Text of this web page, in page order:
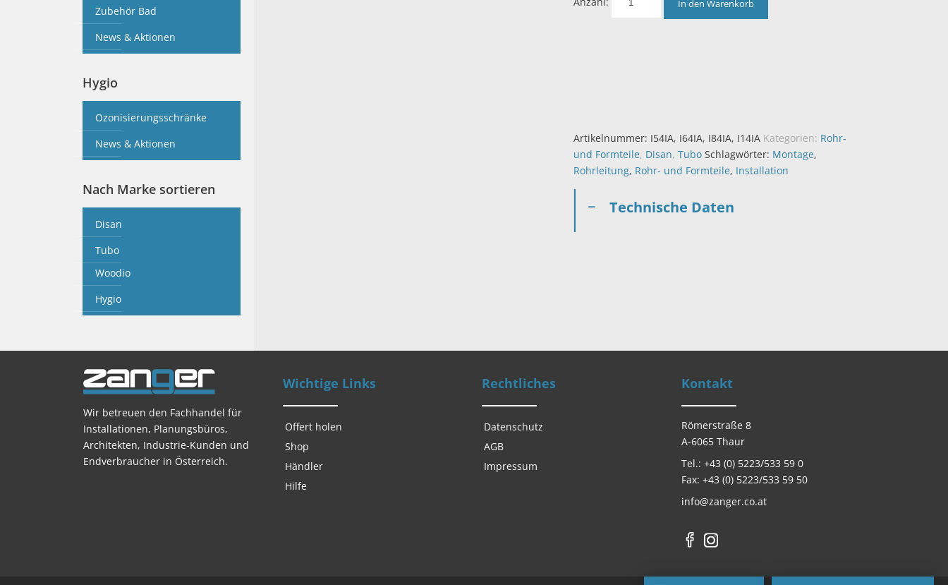
In den Warenkorb
Artikelnummer: I54IA, I64IA, I84IA, I14IA Kategorien: Rohr-
und Formteile, Disan, Tubo Schlagwörter: Montage,
Rohrleitung, Rohr- und Formteile, Installation
Technische Daten
Zubehör Bad
News & Aktionen
Hygio
Ozonisierungsschränke
News & Aktionen
Nach Marke sortieren
Disan
Tubo
Woodio
Hygio
Wir betreuen den Fachhandel für
Installationen, Planungsbüros,
Architekten, Industrie-Kunden und
Endverbraucher in Österreich.
Wichtige Links
Offert holen
Shop
Händler
Hilfe
Rechtliches
Datenschutz
AGB
Impressum
Kontakt
Römerstraße 8
A-6065 Thaur
Tel.: +43 (0) 5223/533 59 0
Fax: +43 (0) 5223/533 59 50
info@zanger.co.at